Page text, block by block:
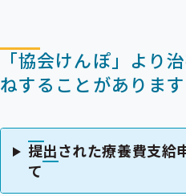
「協会けんぽ」より
ねすることがあります
提出された療養費支給
て